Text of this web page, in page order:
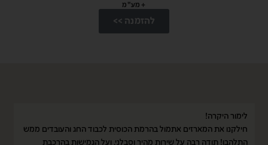
+ מע"מ
להזמנה >>
לימור היקרה!
חילקנו את המארזים אתמול בהרמת הכוסית לכבוד החג והעובדים ממש
התלהבו! תודה רבה על שירות מהיר וסבלני, ועל הגמישות בהרכבת